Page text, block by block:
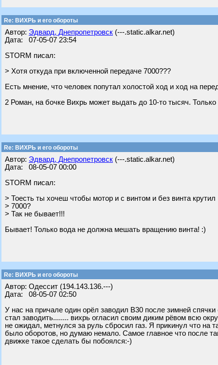
Re: ВИХРЬ и его обороты
Автор: Эдвард, Днепропетровск (---.static.alkar.net)
Дата: 07-05-07 23:54
STORM писал:
> Хотя откуда при включенной передаче 7000???
Есть мнение, что человек попутал холостой ход и ход на
2 Роман, на бочке Вихрь может выдать до 10-то тысяч. Только
Re: ВИХРЬ и его обороты
Автор: Эдвард, Днепропетровск (---.static.alkar.net)
Дата: 08-05-07 00:00
STORM писал:
> Тоесть ты хочеш чтобы мотор и с винтом и без винта крутил
> 7000?
> Так не бывает!!!
Бывает! Только вода не должна мешать вращению винта! :)
Re: ВИХРЬ и его обороты
Автор: Одессит (194.143.136.---)
Дата: 08-05-07 02:50
У нас на причале один орёл заводил В30 после зимней
стал заводить........ вихрь огласил своим диким рёвом всю
не ожидал, метнулся за руль сбросил газ. Я прикинул что на
было оборотов, но думаю немало. Самое главное что после
движке такое сделать бы побоялся:-)